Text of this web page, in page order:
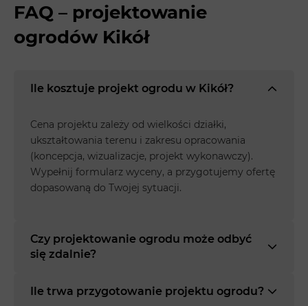
FAQ – projektowanie
ogrodów Kikół
Ile kosztuje projekt ogrodu w Kikół?
Cena projektu zależy od wielkości działki,
ukształtowania terenu i zakresu opracowania
(koncepcja, wizualizacje, projekt wykonawczy).
Wypełnij formularz wyceny, a przygotujemy ofertę
dopasowaną do Twojej sytuacji.
Czy projektowanie ogrodu może odbyć
się zdalnie?
Ile trwa przygotowanie projektu ogrodu?